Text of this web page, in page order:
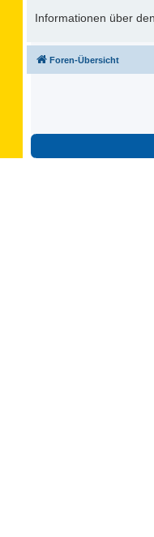
Informationen über
Foren-Übersicht